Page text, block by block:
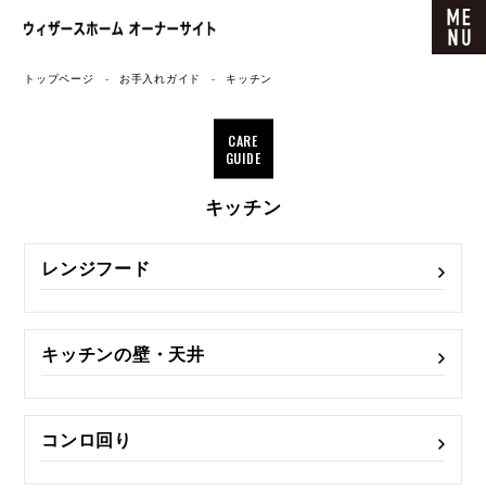
ウィザースホーム オーナーサイト
トップページ お手入れガイド キッチン
CARE
GUIDE
キッチン
レンジフード
キッチンの壁・天井
コンロ回り